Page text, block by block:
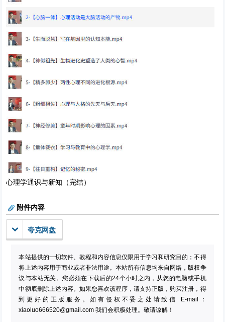
心理学通识与新知（完结）
附件内容
夸克网盘
本站提供的一切软件、教程和内容信息仅限用于学习和研究目的；不得
将上述内容用于商业或者非法用途。本站所有信息均来自网络，版权争
议与本站无关。您必须在下载后的24个小时之内，从您的电脑或手机
中彻底删除上述内容。如果您喜欢该程序，请支持正版，购买注册，得
到更好的正版服务。如有侵权不妥之处请致信 E-mail：
xiaoluo666520@gmail.com 我们会积极处理。敬请谅解！